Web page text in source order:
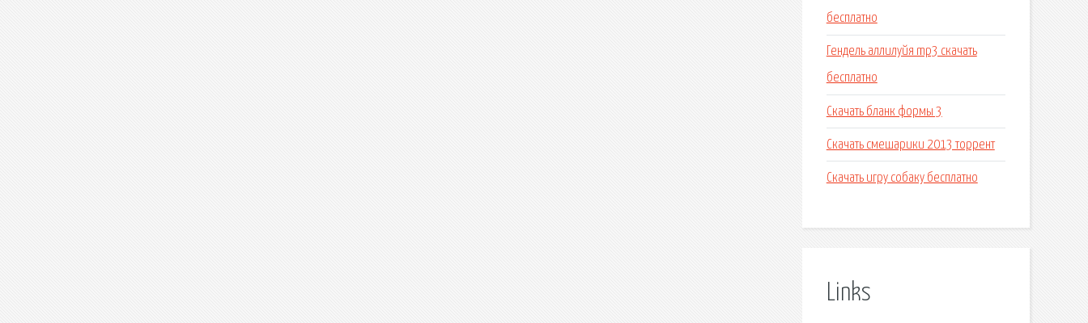
бесплатно
Гендель аллилуйя mp3 скачать
бесплатно
Скачать бланк формы 3
Скачать смешарики 2013 торрент
Скачать игру собаку бесплатно
Links